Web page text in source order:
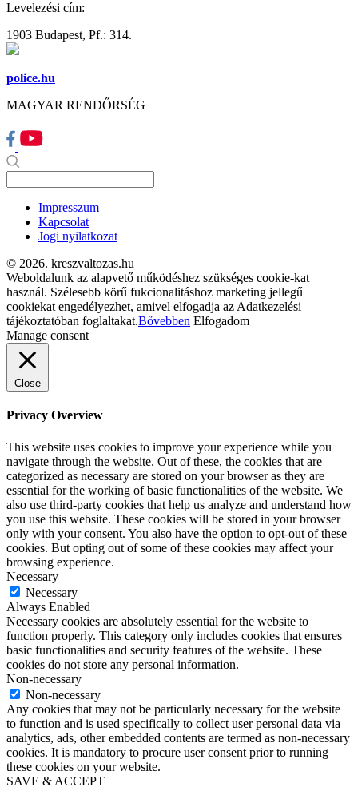
Levelezési cím:
1903 Budapest, Pf.: 314.
police.hu
MAGYAR RENDŐRSÉG
Impresszum
Kapcsolat
Jogi nyilatkozat
© 2026. kreszvaltozas.hu
Weboldalunk az alapvető működéshez szükséges cookie-kat
használ. Szélesebb körű fukcionalitáshoz marketing jellegű
cookiekat engedélyezhet, amivel elfogadja az Adatkezelési
tájékoztatóban foglaltakat.Bővebben Elfogadom
Manage consent
Close
Privacy Overview
This website uses cookies to improve your experience while you
navigate through the website. Out of these, the cookies that are
categorized as necessary are stored on your browser as they are
essential for the working of basic functionalities of the website. We
also use third-party cookies that help us analyze and understand how
you use this website. These cookies will be stored in your browser
only with your consent. You also have the option to opt-out of these
cookies. But opting out of some of these cookies may affect your
browsing experience.
Necessary
Necessary
Always Enabled
Necessary cookies are absolutely essential for the website to
function properly. This category only includes cookies that ensures
basic functionalities and security features of the website. These
cookies do not store any personal information.
Non-necessary
Non-necessary
Any cookies that may not be particularly necessary for the website
to function and is used specifically to collect user personal data via
analytics, ads, other embedded contents are termed as non-necessary
cookies. It is mandatory to procure user consent prior to running
these cookies on your website.
SAVE & ACCEPT